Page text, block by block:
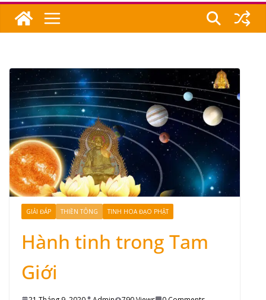
GIẢI ĐÁP THIỀN TÔNG TINH HOA ĐẠO PHẬT
Hành tinh trong Tam
Giới